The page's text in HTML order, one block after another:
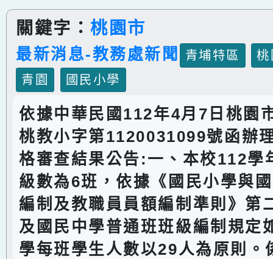
關鍵字：桃園市
最新消息-教務處新聞 青埔特區
青園
國民小學
依據中華民國112年4月7日桃園
桃教小字第1120031099號函辦
格審查結果公告:一、本校112學
級數為6班，依據《國民小學與
編制及教職員員額編制準則》第
及國民中學普通班班級編制規定
學每班學生人數以29人為原則。